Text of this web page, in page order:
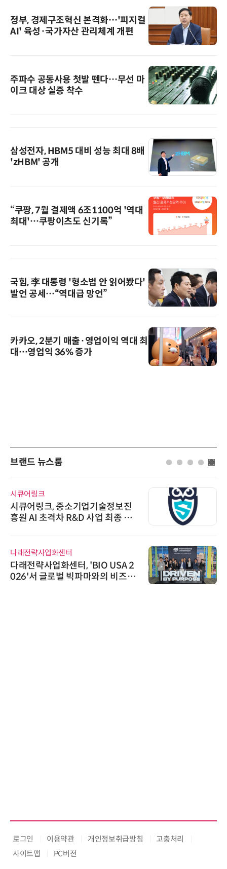
정부, 경제구조혁신 본격화…'피지컬
AI' 육성·국가자산 관리체계 개편
주파수 공동사용 첫발 뗀다…무선 마
이크 대상 실증 착수
삼성전자, HBM5 대비 성능 최대 8배
'zHBM' 공개
“쿠팡, 7월 결제액 6조1100억 '역대
최대'…쿠팡이츠도 신기록”
국힘, 李 대통령 '형소법 안 읽어봤다'
발언 공세…“역대급 망언”
카카오, 2분기 매출·영업이익 역대 최
대…영업익 36% 증가
브랜드 뉴스룸
태양유전, 파트너십 구축 선언 갱
신…지속가능한 공급망 협력 강화
“특허분석도 AI와 함께”…IP산업
'AX' 시대 본격화, 지식재산처 1호
AI IP데이터분석사 탄생
로그인 이용약관 개인정보취급방침
고충처리
사이트맵
PC버전